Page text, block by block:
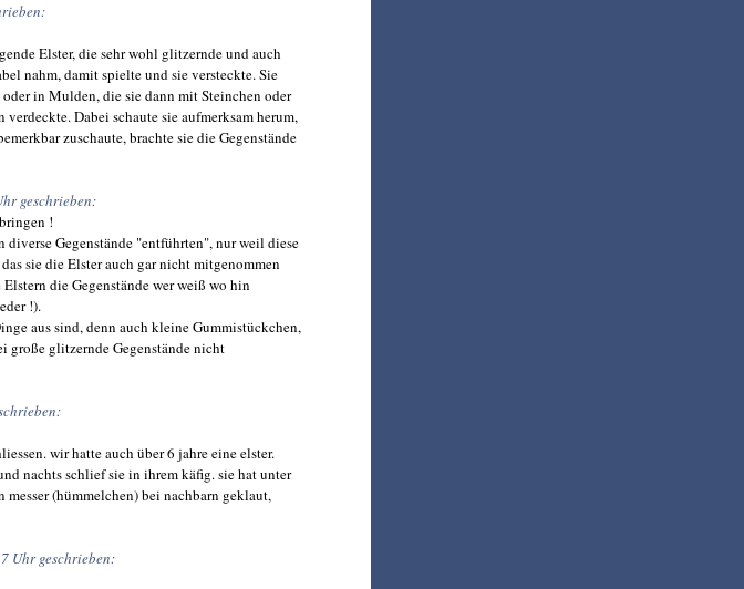
Elster, die sehr wohl glitzernde und auch
nahm, damit spielte und sie versteckte. Sie
in Mulden, die sie dann mit Steinchen oder
Dabei schaute sie aufmerksam herum,
zuschaute, brachte sie die Gegenstände
geschrieben:
!
Gegenstände "entführten", nur weil diese
sie die Elster auch gar nicht mitgenommen
die Gegenstände wer weiß wo hin
!).
aus sind, denn auch kleine Gummistückchen,
große glitzernde Gegenstände nicht
wir hatte auch über 6 jahre eine elster.
nachts schlief sie in ihrem käfig. sie hat unter
messer (hümmelchen) bei nachbarn geklaut,
Uhr geschrieben: